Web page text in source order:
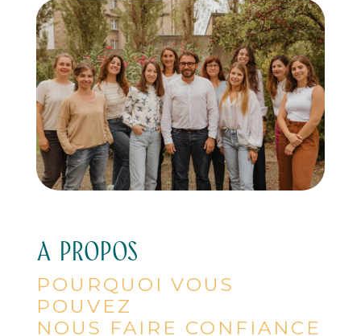
A PROPOS
POURQUOI VOUS
POUVEZ
NOUS FAIRE CONFIANCE